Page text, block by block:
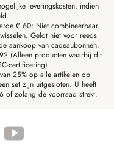
leveringskosten, indien
€ 60; Niet combineerbaar
Geldt niet voor reeds
aankoop van cadeaubonnen.
(Alleen producten waarbij dit
certificering)
25% op alle artikelen op
set zijn uitgesloten. U heeft
of zolang de voorraad strekt.